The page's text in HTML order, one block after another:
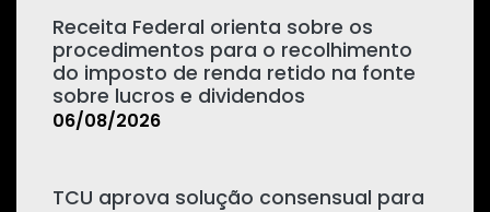
Receita Federal orienta sobre os
procedimentos para o recolhimento
do imposto de renda retido na fonte
sobre lucros e dividendos
06/08/2026
TCU aprova solução consensual para